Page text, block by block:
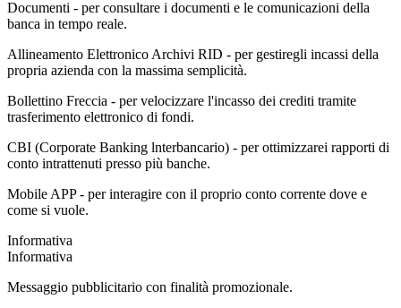
Documenti - per consultare i documenti e le comunicazioni della
banca in tempo reale.
Allineamento Elettronico Archivi RID - per gestiregli incassi della
propria azienda con la massima semplicità.
Bollettino Freccia - per velocizzare l'incasso dei crediti tramite
trasferimento elettronico di fondi.
CBI (Corporate Banking lnterbancario) - per ottimizzarei rapporti di
conto intrattenuti presso più banche.
Mobile APP - per interagire con il proprio conto corrente dove e
come si vuole.
Informativa
Informativa
Messaggio pubblicitario con finalità promozionale.